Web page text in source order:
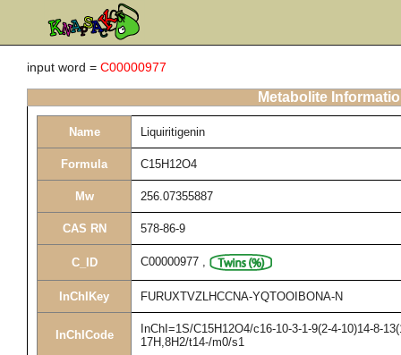
input word = C00000977
Metabolite
Name Liquiritigenin
Formula C15H12O4
Mw 256.07355887
CAS RN 578-86-9
C_ID C00000977 ,
InChIKey FURUXTVZLHCCNA-YQTOOIBONA-N
InChICode
InChI=1S/C15H12O4/c16-10-3-1-9(2-4-10)14-8-
17H,8H2/t14-/m0/s1